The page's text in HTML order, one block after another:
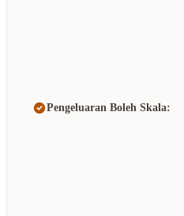
Pengeluaran Boleh Skala: